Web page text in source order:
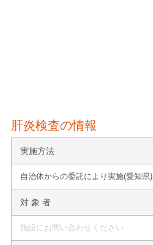
肝炎検査の情報
実施方法
自治体からの委託により実施(愛知県)
対 象 者
施設にお問い合わせください